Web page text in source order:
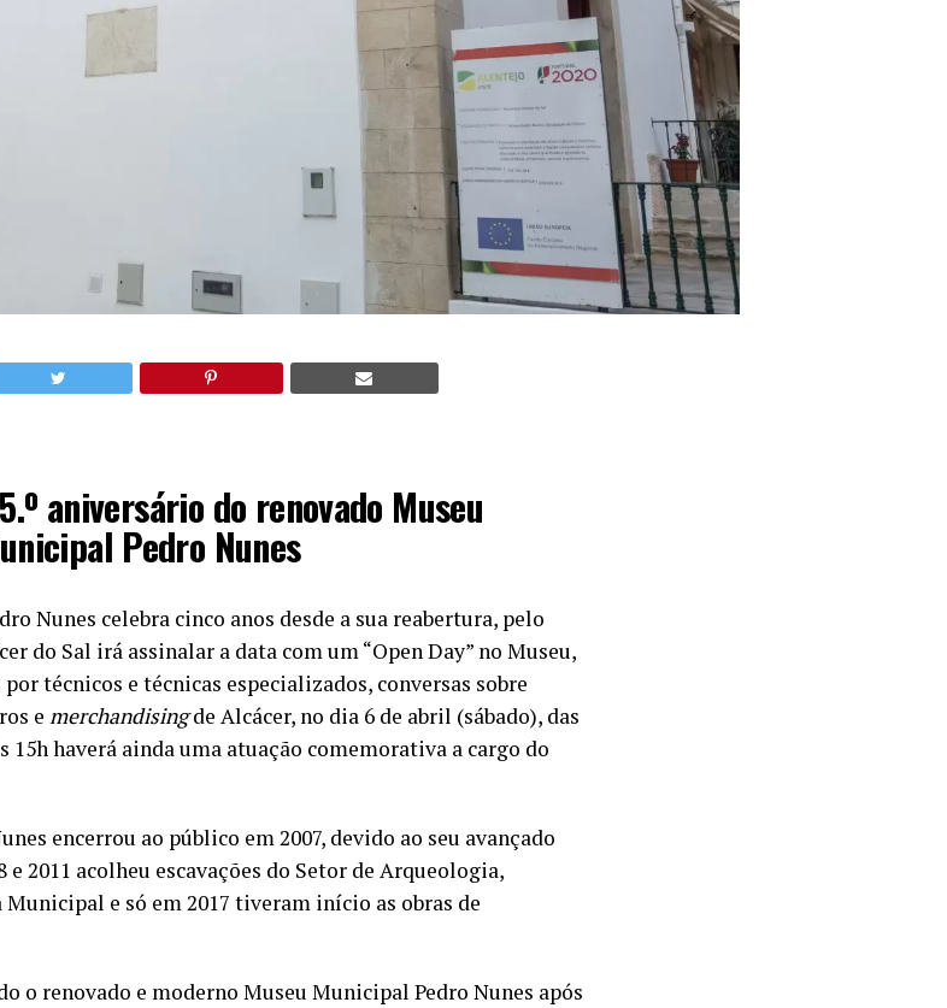
aniversário do renovado Museu
Pedro Nunes
Nunes celebra cinco anos desde a sua reabertura, pelo
do Sal irá assinalar a data com um “Open Day” no Museu,
técnicos e técnicas especializados, conversas sobre
e merchandisingde Alcácer, no dia 6 de abril (sábado), das
15h haverá ainda uma atuação comemorativa a cargo do
encerrou ao público em 2007, devido ao seu avançado
e 2011 acolheu escavações do Setor de Arqueologia,
e só em 2017 tiveram início as obras de
o renovado e moderno Museu Municipal Pedro Nunes após